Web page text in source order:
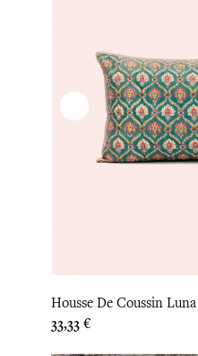
Housse De Coussin Luna
Prix
33,33 €